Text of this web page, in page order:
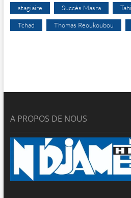
stagiaire Succès Masra
Tchad Thomas Reoukoubou
A PROPOS DE NOUS